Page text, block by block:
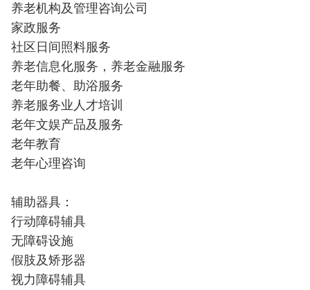
养老机构及管理咨询公司
家政服务
社区日间照料服务
养老信息化服务，养老金融服务
老年助餐、助浴服务
养老服务业人才培训
老年文娱产品及服务
老年教育
老年心理咨询
辅助器具：
行动障碍辅具
无障碍设施
假肢及矫形器
视力障碍辅具